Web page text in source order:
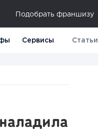
Подобрать франшизу
Сервисы Статьи